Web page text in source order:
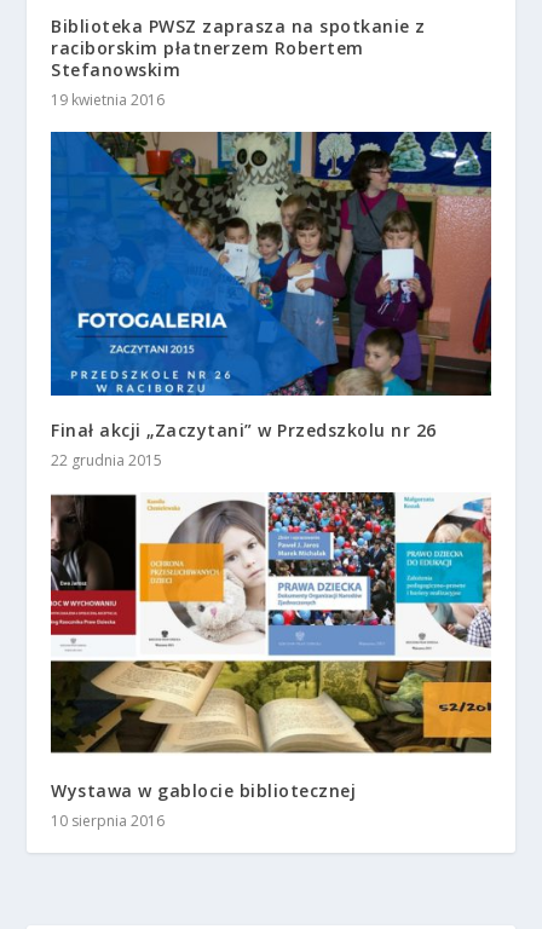
Biblioteka PWSZ zaprasza na spotkanie z
raciborskim płatnerzem Robertem
Stefanowskim
19 kwietnia 2016
Finał akcji „Zaczytani” w Przedszkolu nr 26
22 grudnia 2015
Wystawa w gablocie bibliotecznej
10 sierpnia 2016